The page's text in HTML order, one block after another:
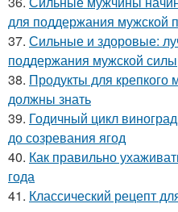
для поддержания мужской
37. Сильные и здоровые:
поддержания мужской силы
38. Продукты для крепкого
должны знать
39. Годичный цикл
до созревания ягод
40. Как правильно
года
41. Классический рецепт